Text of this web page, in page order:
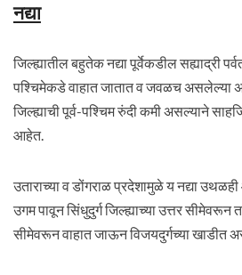
नद्या
जिल्ह्यातील बहुतेक नद्या पूर्वेकडील सह्याद्री
पश्चिमेकडे वाहात जातात व जवळच असलेल्या
जिल्ह्याची पूर्व-पश्चिम रुंदी कमी असल्याने
आहेत.
उताराच्या व डोंगराळ प्रदेशामुळे य नद्या
उगम पावून सिंधुदुर्ग जिल्ह्याच्या उत्तर सीमेवरून
सीमेवरून वाहात जाऊन विजयदुर्गच्या खाडीत